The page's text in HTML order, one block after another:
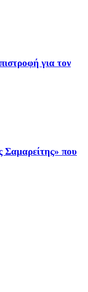
για τον
που